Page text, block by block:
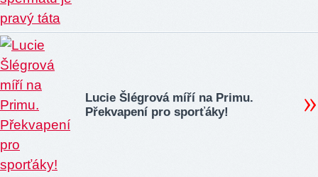
Lucie Šlégrová míří na Primu.
Překvapení pro sporťáky!